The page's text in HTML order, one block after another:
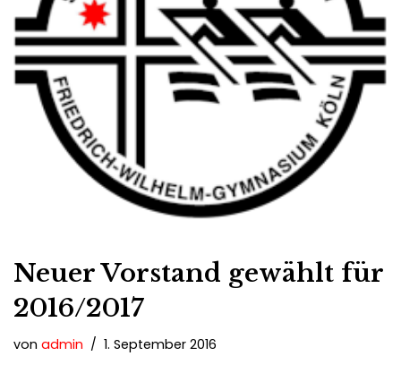
Neuer Vorstand gewählt für
2016/2017
von admin 1. September 2016